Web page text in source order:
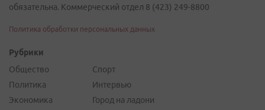
обязательна. Коммерческий отдел 8 (423) 249-8800
Политика обработки персональных данных
Рубрики
Общество
Политика
Экономика
Спорт
Интервью
Город на ладони